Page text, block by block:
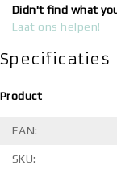
Didn't find what
Laat ons helpen!
Specificaties
Product
EAN:
SKU: